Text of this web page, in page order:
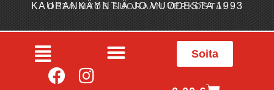
KAUPANKÄYNTIÄ JO VUODESTA 1993
OSTA MYÖS SUORAAN VERKOSTA!
Soita